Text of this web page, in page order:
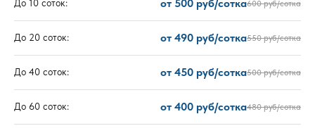
До 10 соток: от 500 руб/сотка600 руб/сотка
До 20 соток: от 490 руб/сотка550 руб/сотка
До 40 соток: от 450 руб/сотка500 руб/сотка
До 60 соток: от 400 руб/сотка480 руб/сотка